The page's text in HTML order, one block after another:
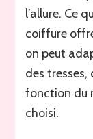
l’allure. Ce
coiffure
on peut
des tresses,
fonction du
choisi.